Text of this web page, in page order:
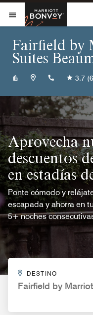
Skip to Content
Abrir el menú
Marriott
Fairfield by
Suites
3.7
Aprovecha
descuentos
en estadías
Ponte cómodo y
escapada y ahorra en
5+ noches
DESTINO
Fairfield by